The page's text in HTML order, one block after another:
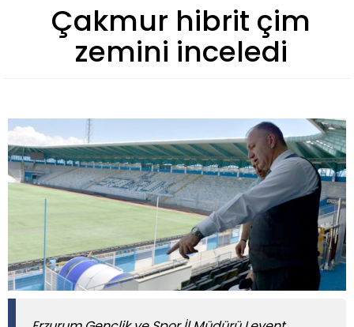
Çakmur hibrit çim
zemini inceledi